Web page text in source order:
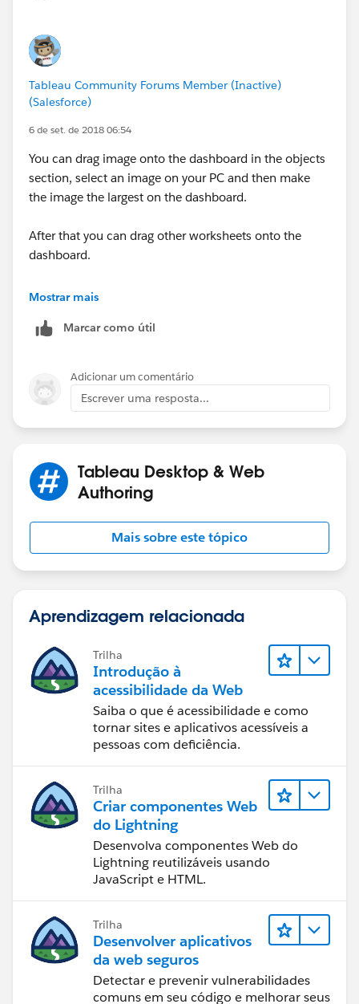
Tableau Community Forums Member (Inactive)
(Salesforce)
6 de set. de 2018 06:54
You can drag image onto the dashboard in the objects
section, select an image on your PC and then make
the image the largest on the dashboard.
After that you can drag other worksheets onto the
dashboard.
In the Layout option, you can move the image to the
Mostrar mais
Marcar como útil
Adicionar um comentário
Escrever uma resposta...
Tableau Desktop & Web
Authoring
Mais sobre este tópico
Aprendizagem relacionada
Trilha
Introdução à
acessibilidade da Web
Saiba o que é acessibilidade e como
tornar sites e aplicativos acessíveis a
pessoas com deficiência.
Trilha
Criar componentes Web
do Lightning
Desenvolva componentes Web do
Lightning reutilizáveis usando
JavaScript e HTML.
Trilha
Desenvolver aplicativos
da web seguros
Detectar e prevenir vulnerabilidades
comuns em seu código e melhorar seus